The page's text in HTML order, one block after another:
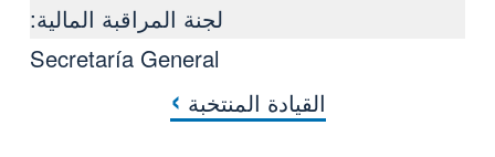
لجنة المراقبة المالية:
Secretaría General
كتاب روابط اجتياز لـ Quiénes somos: 1er Congreso 2014 y 2º Congreso 2019
القيادة المنتخبة ›